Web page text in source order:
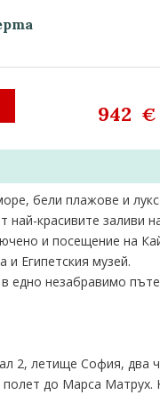
942 €
бели плажове и лукс
най-красивите заливи
и посещение на
и Египетския музей.
едно незабравимо
2, летище София, два
полет до Марса Матрух.